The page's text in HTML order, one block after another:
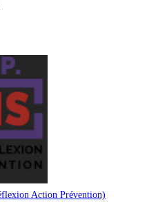
Action Prévention)